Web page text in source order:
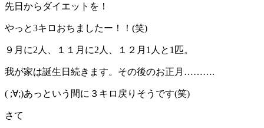
先日からダイエットを！
やっと3キロおちましたー！！(笑)
９月に2人、１１月に2人、１２月1人と1匹。
我が家は誕生日続きます。その後のお正月……….
( ;∀;)あっという間に３キロ戻りそうです(笑)
さて